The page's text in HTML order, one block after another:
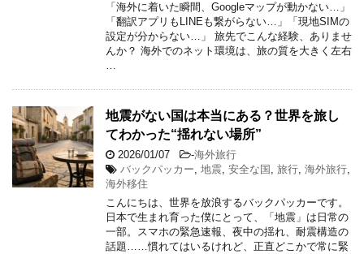
「海外に着いた瞬間、Googleマップが動かない…」
「翻訳アプリもLINEも繋がらない…」「現地SIMの
設定が分からない…」 旅先でこんな経験、ありませ
んか？ 海外でのネット環境は、旅の質を大きく左右
…
地震がない国は本当にある？世界を旅し
てわかった“揺れない場所”
2026/01/07 -海外旅行
バックパッカー, 地震, 安全な国 , 旅行, 海外旅行,
海外移住
こんにちは、世界を放浪するバックパッカーです。
日本で生まれ育った僕にとって、「地震」は日常の
一部。スマホの緊急速報、夜中の揺れ、耐震構造の
話題……慣れてはいるけれど、正直どこかで常に緊